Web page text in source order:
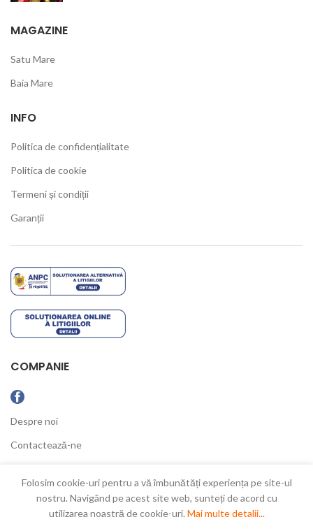
MAGAZINE
Satu Mare
Baia Mare
INFO
Politica de confidențialitate
Politica de cookie
Termeni și condiții
Garanții
COMPANIE
Despre noi
Contactează-ne
Folosim cookie-uri pentru a vă îmbunătăți experiența pe site-ul
nostru. Navigând pe acest site web, sunteți de acord cu
utilizarea noastră de cookie-uri. Mai multe detalii...